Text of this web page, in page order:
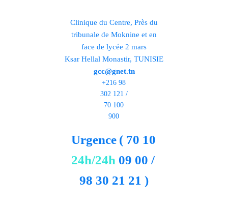
Clinique du Centre, Près du
tribunale de Moknine et en
face de lycée 2 mars
Ksar Hellal Monastir, TUNISIE
gcc@gnet.tn
+216 98
302 121 /
70 100
900
Urgence
24h/24h
( 70 10
09 00 /
98 30 21 21 )